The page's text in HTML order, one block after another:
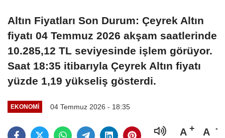
Altın Fiyatları Son Durum: Çeyrek Altın
fiyatı 04 Temmuz 2026 akşam saatlerinde
10.285,12 TL seviyesinde işlem görüyor.
Saat 18:35 itibarıyla Çeyrek Altın fiyatı
yüzde 1,19 yükseliş gösterdi.
EKONOMI 04 Temmuz 2026 - 18:35
A A